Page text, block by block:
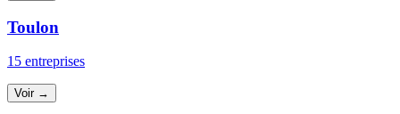
Toulon
15 entreprises
Voir →